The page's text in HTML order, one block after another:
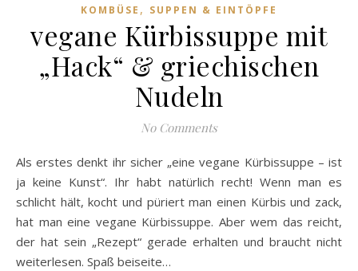
KOMBÜSE , SUPPEN & EINTÖPFE
vegane Kürbissuppe mit
„Hack“ & griechischen
Nudeln
No Comments
Als erstes denkt ihr sicher „eine vegane Kürbissuppe – ist
ja keine Kunst“. Ihr habt natürlich recht! Wenn man es
schlicht hält, kocht und püriert man einen Kürbis und zack,
hat man eine vegane Kürbissuppe. Aber wem das reicht,
der hat sein „Rezept“ gerade erhalten und braucht nicht
weiterlesen. Spaß beiseite…